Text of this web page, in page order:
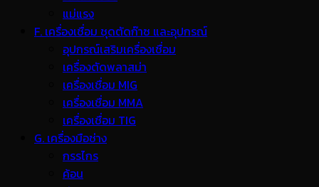
แม่แรง
F. เครื่องเชื่อม ชุดตัดก๊าซ และอุปกรณ์
อุปกรณ์เสริมเครื่องเชื่อม
เครื่องตัดพลาสม่า
เครื่องเชื่อม MIG
เครื่องเชื่อม MMA
เครื่องเชื่อม TIG
G. เครื่องมือช่าง
กรรไกร
ค้อน